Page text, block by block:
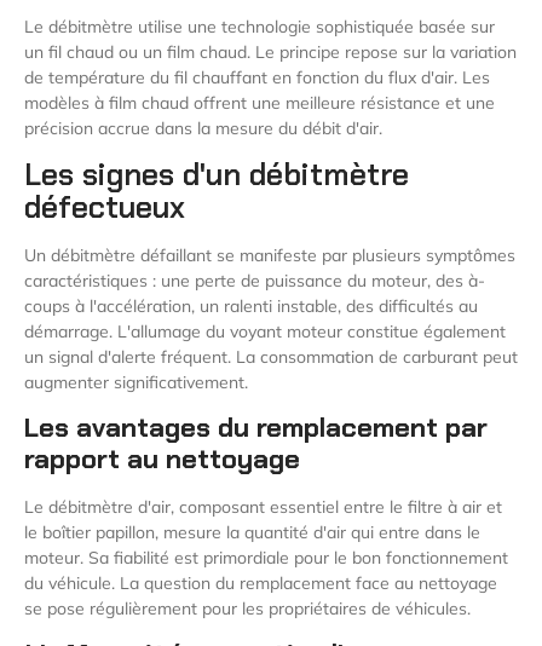
Le débitmètre utilise une technologie sophistiquée basée sur
un fil chaud ou un film chaud. Le principe repose sur la variation
de température du fil chauffant en fonction du flux d'air. Les
modèles à film chaud offrent une meilleure résistance et une
précision accrue dans la mesure du débit d'air.
Les signes d'un débitmètre
défectueux
Un débitmètre défaillant se manifeste par plusieurs symptômes
caractéristiques : une perte de puissance du moteur, des à-
coups à l'accélération, un ralenti instable, des difficultés au
démarrage. L'allumage du voyant moteur constitue également
un signal d'alerte fréquent. La consommation de carburant peut
augmenter significativement.
Les avantages du remplacement par
rapport au nettoyage
Le débitmètre d'air, composant essentiel entre le filtre à air et
le boîtier papillon, mesure la quantité d'air qui entre dans le
moteur. Sa fiabilité est primordiale pour le bon fonctionnement
du véhicule. La question du remplacement face au nettoyage
se pose régulièrement pour les propriétaires de véhicules.